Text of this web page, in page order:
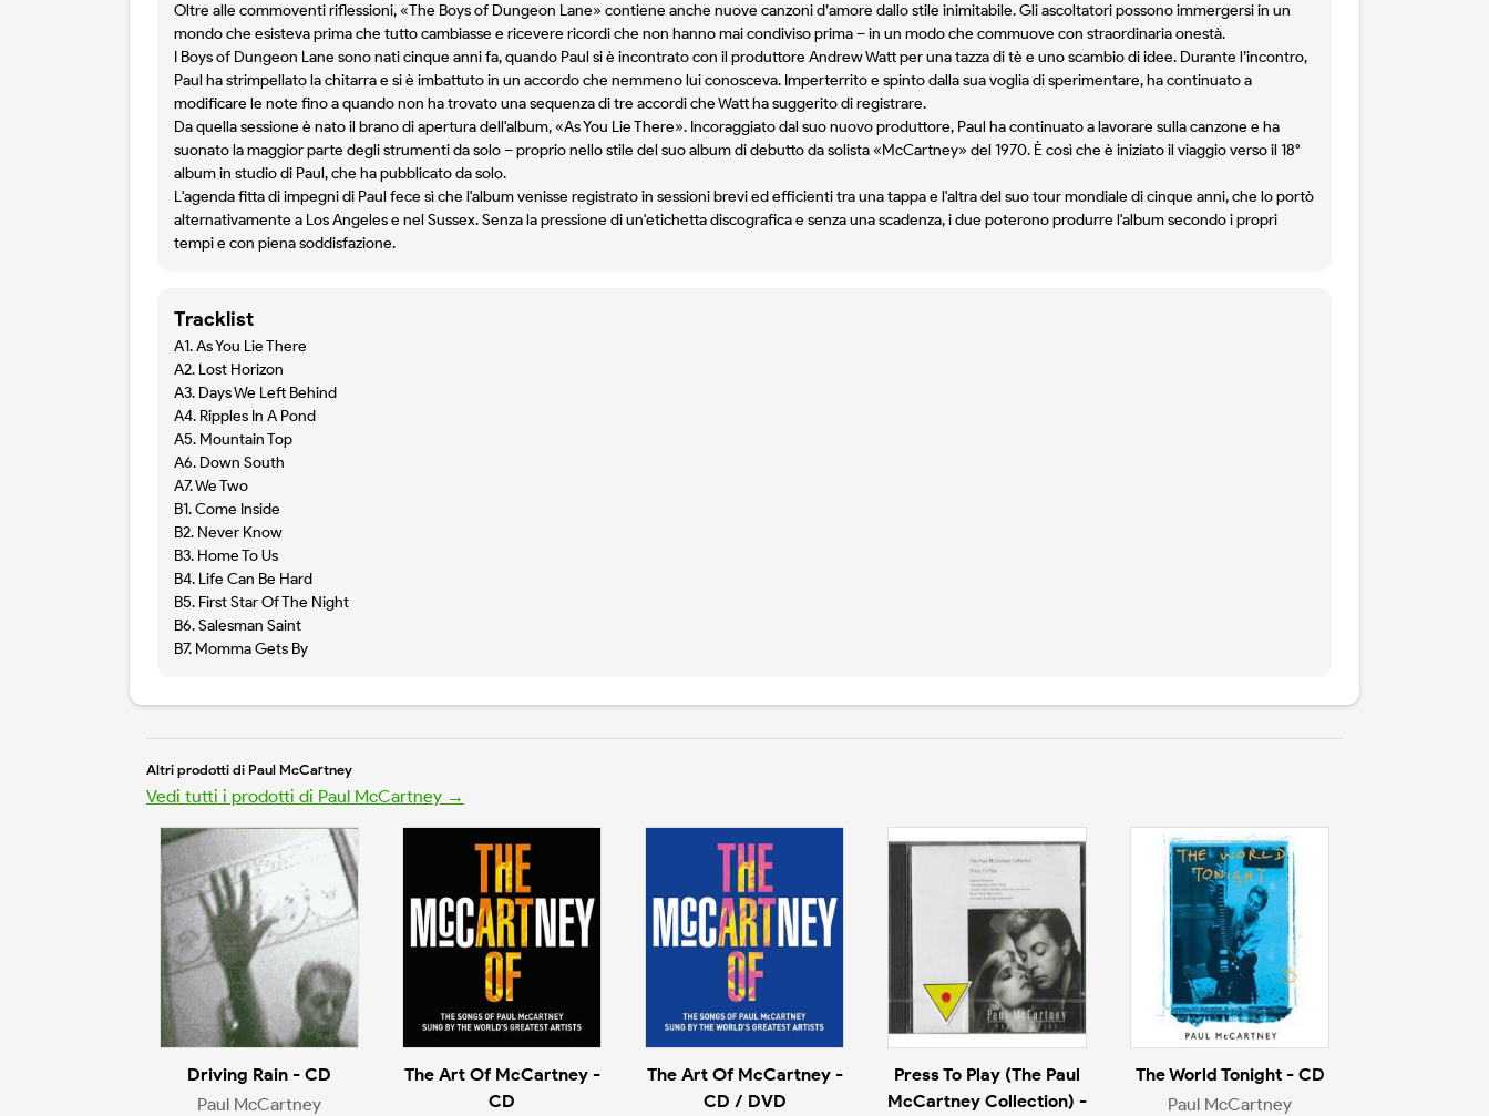
Oltre alle commoventi riflessioni, «The Boys of Dungeon Lane» contiene anche nuove canzoni d’amore dallo stile inimitabile. Gli ascoltatori possono immergersi in un
mondo che esisteva prima che tutto cambiasse e ricevere ricordi che non hanno mai condiviso prima – in un modo che commuove con straordinaria onestà.
I Boys of Dungeon Lane sono nati cinque anni fa, quando Paul si è incontrato con il produttore Andrew Watt per una tazza di tè e uno scambio di idee. Durante l’incontro,
Paul ha strimpellato la chitarra e si è imbattuto in un accordo che nemmeno lui conosceva. Imperterrito e spinto dalla sua voglia di sperimentare, ha continuato a
modificare le note fino a quando non ha trovato una sequenza di tre accordi che Watt ha suggerito di registrare.
Da quella sessione è nato il brano di apertura dell'album, «As You Lie There». Incoraggiato dal suo nuovo produttore, Paul ha continuato a lavorare sulla canzone e ha
suonato la maggior parte degli strumenti da solo – proprio nello stile del suo album di debutto da solista «McCartney» del 1970. È così che è iniziato il viaggio verso il 18°
album in studio di Paul, che ha pubblicato da solo.
L'agenda fitta di impegni di Paul fece sì che l'album venisse registrato in sessioni brevi ed efficienti tra una tappa e l'altra del suo tour mondiale di cinque anni, che lo portò
alternativamente a Los Angeles e nel Sussex. Senza la pressione di un'etichetta discografica e senza una scadenza, i due poterono produrre l'album secondo i propri
tempi e con piena soddisfazione.
Tracklist
A1. As You Lie There
A2. Lost Horizon
A3. Days We Left Behind
A4. Ripples In A Pond
A5. Mountain Top
A6. Down South
A7. We Two
B1. Come Inside
B2. Never Know
B3. Home To Us
B4. Life Can Be Hard
B5. First Star Of The Night
B6. Salesman Saint
B7. Momma Gets By
Altri prodotti di Paul McCartney
Vedi tutti i prodotti di Paul McCartney →
Driving Rain - CD
Paul McCartney
The Art Of McCartney -
CD
The Art Of McCartney -
CD / DVD
Press To Play (The Paul
McCartney Collection) -
The World Tonight - CD
Paul McCartney